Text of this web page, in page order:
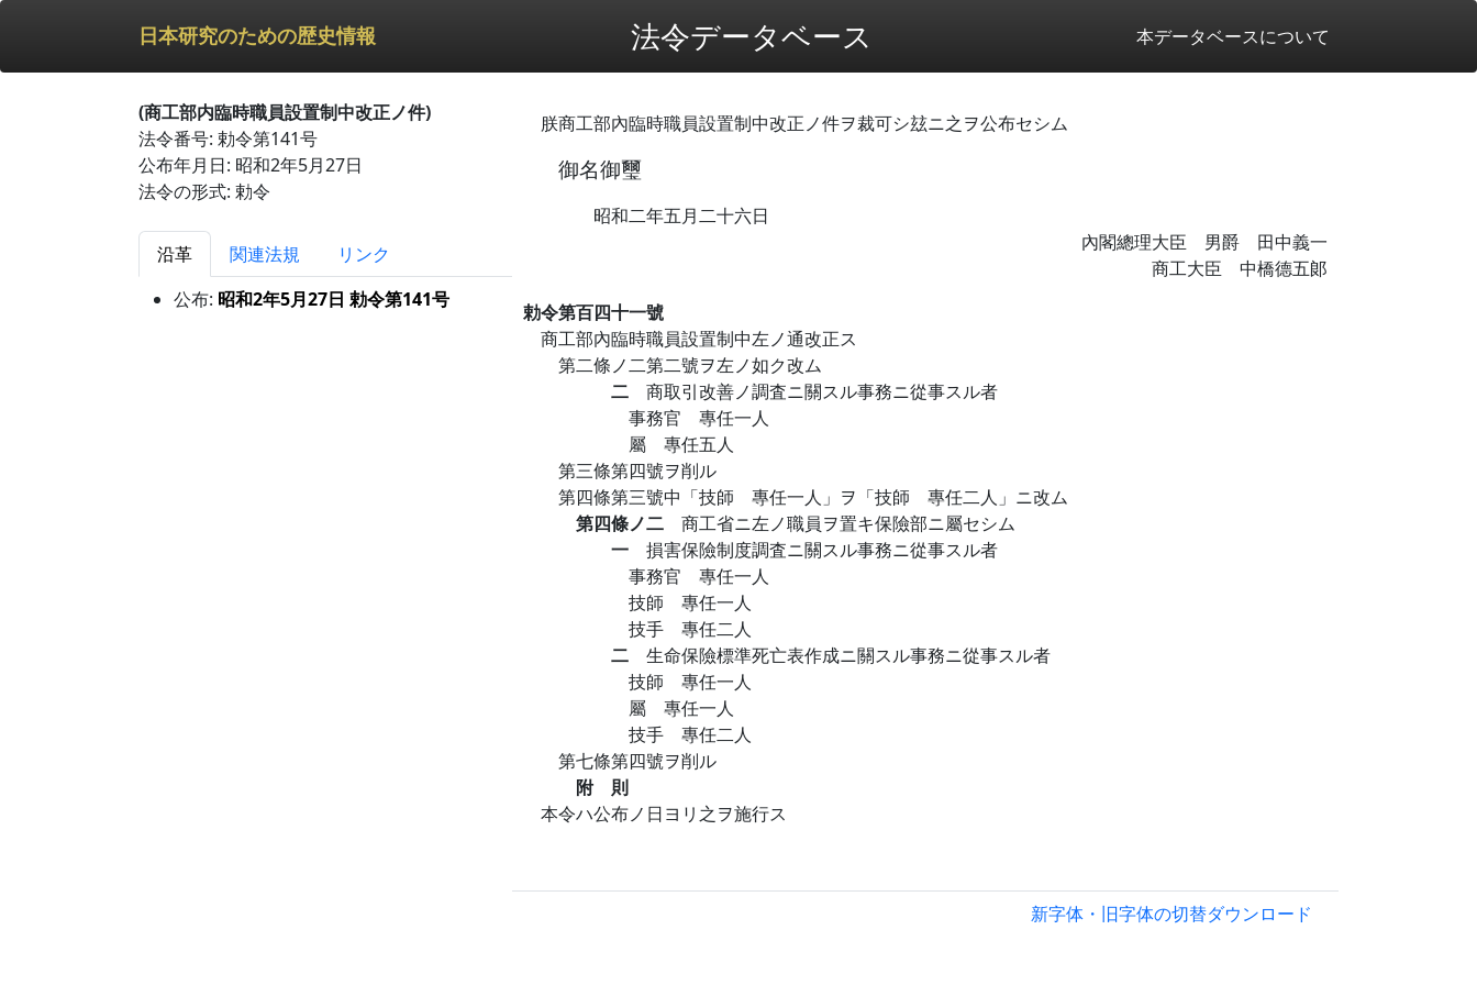
日本研究のための歴史情報 法令データベース 本データベースについて
(商工部内臨時職員設置制中改正ノ件)
法令番号: 勅令第141号
公布年月日: 昭和2年5月27日
法令の形式: 勅令
沿革 関連法規
リンク
公布: 昭和2年5月27日 勅令第141号
朕商工部內臨時職員設置制中改正ノ件ヲ裁可シ玆ニ之ヲ公布セシム
御名御璽
昭和二年五月二十六日
內閣總理大臣 男爵 田中義一
商工大臣 中橋德五郞
勅令第百四十一號
商工部內臨時職員設置制中左ノ通改正ス
第二條ノ二第二號ヲ左ノ如ク改ム
二 商取引改善ノ調査ニ關スル事務ニ從事スル者
事務官 專任一人
屬 專任五人
第三條第四號ヲ削ル
第四條第三號中「技師 專任一人」ヲ「技師 專任二人」ニ改ム
第四條ノ二 商工省ニ左ノ職員ヲ置キ保險部ニ屬セシム
一 損害保險制度調査ニ關スル事務ニ從事スル者
事務官 專任一人
技師 專任一人
技手 專任二人
二 生命保險標準死亡表作成ニ關スル事務ニ從事スル者
技師 專任一人
屬 專任一人
技手 專任二人
第七條第四號ヲ削ル
附 則
本令ハ公布ノ日ヨリ之ヲ施行ス
新字体・旧字体の切替ダウンロード